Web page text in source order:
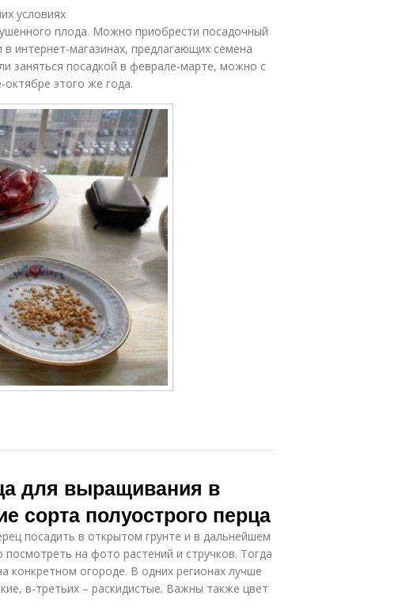
условиях
плода. Можно приобрести посадочный
интернет-магазинах, предлагающих семена
заняться посадкой в феврале-марте, можно с
этого же года.
для выращивания в
сорта полуострого перца
посадить в открытом грунте и в дальнейшем
на фото растений и стручков. Тогда
конкретном огороде. В одних регионах лучше
в-третьих – раскидистые. Важны также цвет